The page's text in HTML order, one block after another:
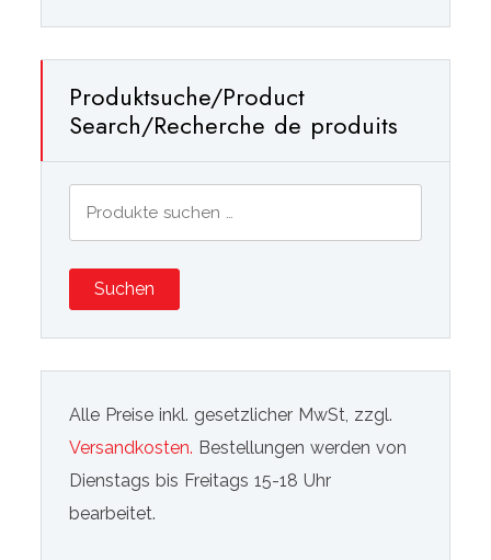
Produktsuche/Product
Search/Recherche de produits
Suchen
Alle Preise inkl. gesetzlicher MwSt, zzgl.
Versandkosten. Bestellungen werden von
Dienstags bis Freitags 15-18 Uhr
bearbeitet.